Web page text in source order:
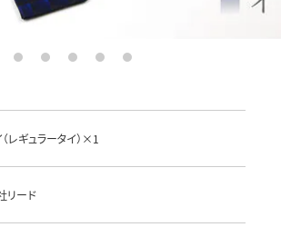
2 3 4 5 6
レギュラータイ）×1
リード